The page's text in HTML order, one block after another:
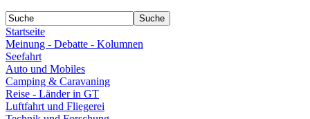
Startseite
Meinung - Debatte - Kolumnen
Seefahrt
Auto und Mobiles
Camping & Caravaning
Reise - Länder in GT
Luftfahrt und Fliegerei